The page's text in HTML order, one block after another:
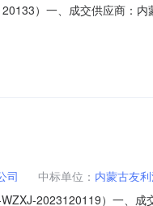
）一、成交供应商：
58684581邮箱
司 中标单位： 内蒙古友
2023120119）一、